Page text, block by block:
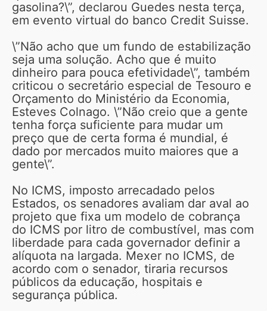
gasolina?\”, declarou Guedes nesta terça,
em evento virtual do banco Credit Suisse.
\”Não acho que um fundo de estabilização
seja uma solução. Acho que é muito
dinheiro para pouca efetividade\”, também
criticou o secretário especial de Tesouro e
Orçamento do Ministério da Economia,
Esteves Colnago. \”Não creio que a gente
tenha força suficiente para mudar um
preço que de certa forma é mundial, é
dado por mercados muito maiores que a
gente\”.
No ICMS, imposto arrecadado pelos
Estados, os senadores avaliam dar aval ao
projeto que fixa um modelo de cobrança
do ICMS por litro de combustível, mas com
liberdade para cada governador definir a
alíquota na largada. Mexer no ICMS, de
acordo com o senador, tiraria recursos
públicos da educação, hospitais e
segurança pública.